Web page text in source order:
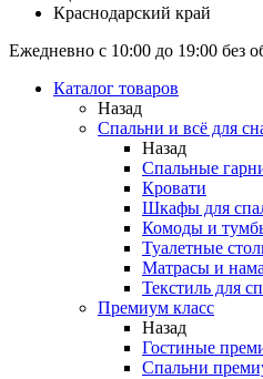
Краснодарский край
Ежедневно с 10:00 до 19:00 без
Каталог товаров
Назад
Спальни и всё для
Назад
Спальные
Кровати
Шкафы для
Комоды и
Туалетные
Матрасы и
Текстиль для
Премиум класс
Назад
Гостиные
Спальни